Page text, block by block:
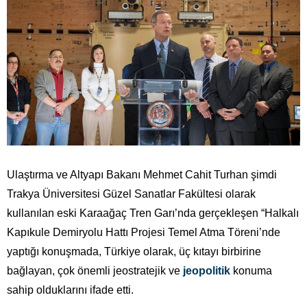
Ulaştırma ve Altyapı Bakanı Mehmet Cahit Turhan şimdi
Trakya Üniversitesi Güzel Sanatlar Fakültesi olarak
kullanılan eski Karaağaç Tren Garı’nda gerçekleşen “Halkalı
Kapıkule Demiryolu Hattı Projesi Temel Atma Töreni’nde
yaptığı konuşmada, Türkiye olarak, üç kıtayı birbirine
bağlayan, çok önemli jeostratejik ve jeopolitik konuma
sahip olduklarını ifade etti.